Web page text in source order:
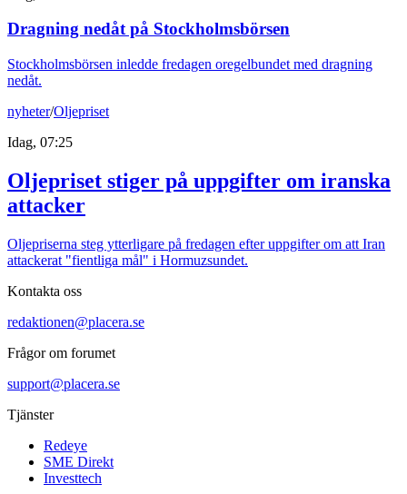
Dragning nedåt på Stockholmsbörsen
Stockholmsbörsen inledde fredagen oregelbundet med dragning
nedåt.
nyheter/Oljepriset
Idag, 07:25
Oljepriset stiger på uppgifter om iranska
attacker
Oljepriserna steg ytterligare på fredagen efter uppgifter om att Iran
attackerat "fientliga mål" i Hormuzsundet.
Kontakta oss
redaktionen@placera.se
Frågor om forumet
support@placera.se
Tjänster
Redeye
SME Direkt
Investtech